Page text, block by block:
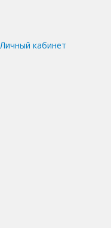
Личный кабинет